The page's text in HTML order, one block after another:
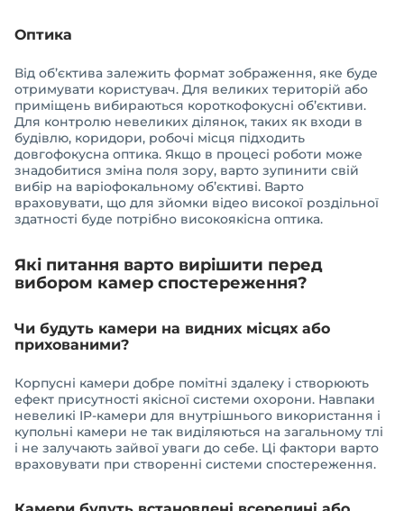
Оптика
Від об’єктива залежить формат зображення, яке буде
отримувати користувач. Для великих територій або
приміщень вибираються короткофокусні об’єктиви.
Для контролю невеликих ділянок, таких як входи в
будівлю, коридори, робочі місця підходить
довгофокусна оптика. Якщо в процесі роботи може
знадобитися зміна поля зору, варто зупинити свій
вибір на варіофокальному об’єктиві. Варто
враховувати, що для зйомки відео високої роздільної
здатності буде потрібно високоякісна оптика.
Які питання варто вирішити перед
вибором камер спостереження?
Чи будуть камери на видних місцях або
прихованими?
Корпусні камери добре помітні здалеку і створюють
ефект присутності якісної системи охорони. Навпаки
невеликі IP-камери для внутрішнього використання і
купольні камери не так виділяються на загальному тлі
і не залучають зайвої уваги до себе. Ці фактори варто
враховувати при створенні системи спостереження.